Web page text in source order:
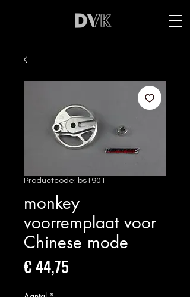
Productcode: bs1901
monkey
voorremplaat voor
Chinese mode
€ 44,75